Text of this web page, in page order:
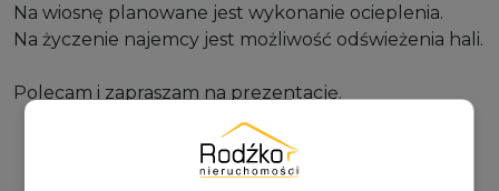
Na wiosnę planowane jest wykonanie ocieplenia.
Na życzenie najemcy jest możliwość odświeżenia hali.
Polecam i zapraszam na prezentację.